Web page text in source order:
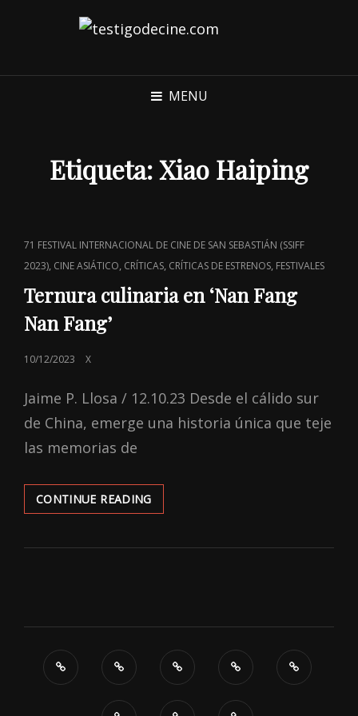
MENU
Etiqueta:Xiao Haiping
CAT
LINKS
71 FESTIVAL INTERNACIONAL DE CINE DE SAN SEBASTIÁN (SSIFF
2023), CINE ASIÁTICO, CRÍTICAS, CRÍTICAS DE ESTRENOS, FESTIVALES
Ternura culinaria en ‘Nan Fang
Nan Fang’
POSTED
10/12/2023 X
Jaime P. Llosa / 12.10.23 Desde el cálido sur
de China, emerge una historia única que teje
las memorias de
CONTINUE READINGTERNURA
CULINARIA
‘NAN